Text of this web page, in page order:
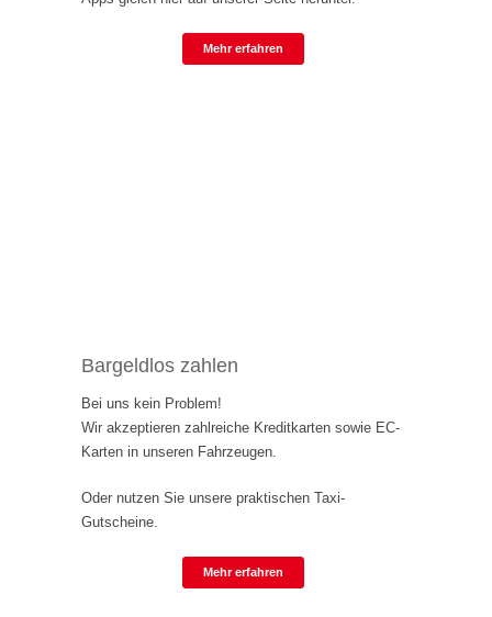
Mehr erfahren
Bargeldlos zahlen
Bei uns kein Problem!
Wir akzeptieren zahlreiche Kreditkarten sowie EC-
Karten in unseren Fahrzeugen.
Oder nutzen Sie unsere praktischen Taxi-
Gutscheine.
Mehr erfahren